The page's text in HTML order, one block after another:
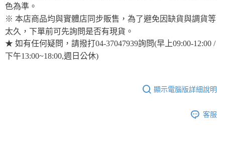
色為準。
※ 本店商品均與實體店同步販售，為了避免因缺貨與調貨等
太久，下單前可先詢問是否有現貨。
★ 如有任何疑問，請撥打04-37047939詢問(早上09:00-12:00 /
下午13:00~18:00,週日公休)
顯示電腦版詳細說明
客服